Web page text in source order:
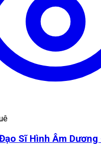
Sĩ Hình Âm Dương